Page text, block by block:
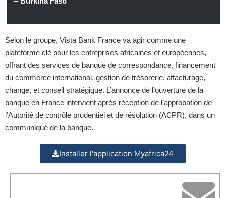
Selon le groupe, Vista Bank France va agir comme une
plateforme clé pour les entreprises africaines et européennes,
offrant des services de banque de correspondance, financement
du commerce international, gestion de trésorerie, affacturage,
change, et conseil stratégique. L’annonce de l’ouverture de la
banque en France intervient après réception de l’approbation de
l’Autorité de contrôle prudentiel et de résolution (ACPR), dans un
communiqué de la banque.
Installer l'application Myafrica24